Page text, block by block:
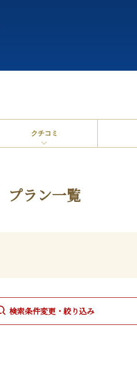
クチコミ
プラン一覧
検索条件変更・絞り込み